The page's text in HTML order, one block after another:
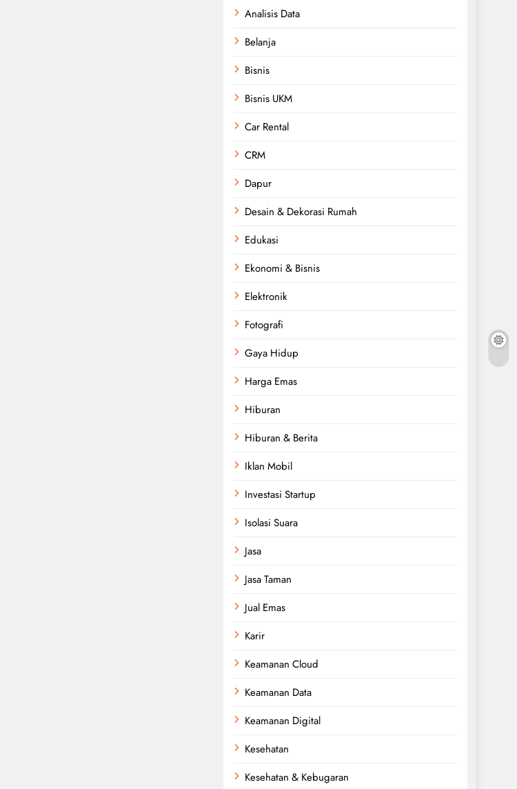
Analisis Data
Belanja
Bisnis
Bisnis UKM
Car Rental
CRM
Dapur
Desain & Dekorasi Rumah
Edukasi
Ekonomi & Bisnis
Elektronik
Fotografi
Gaya Hidup
Harga Emas
Hiburan
Hiburan & Berita
Iklan Mobil
Investasi Startup
Isolasi Suara
Jasa
Jasa Taman
Jual Emas
Karir
Keamanan Cloud
Keamanan Data
Keamanan Digital
Kesehatan
Kesehatan & Kebugaran